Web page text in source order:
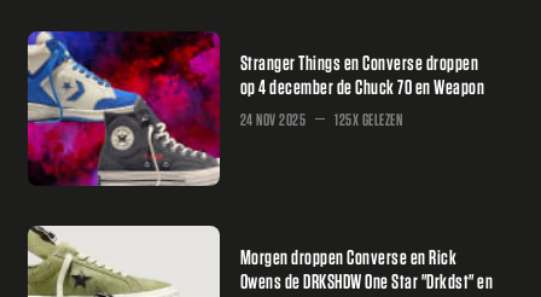
Stranger Things en Converse droppen
op 4 december de Chuck 70 en Weapon
24 NOV 2025 125X GELEZEN
Morgen droppen Converse en Rick
Owens de DRKSHDW One Star "Drkdst" en